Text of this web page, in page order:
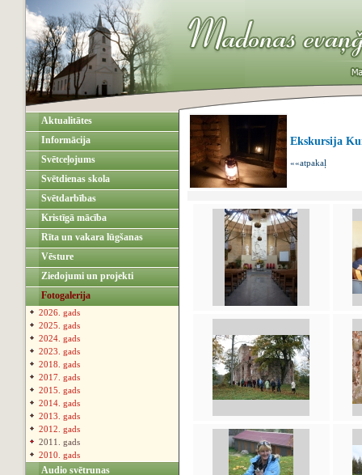
Aktualitātes
Informācija
Svētceļojums
Svētdienas skola
Svētdarbības
Kristīgā mācība
Rīta un vakara lūgšanas
Vēsture
Ziedojumi un projekti
Fotogalerija
2026. gads
2025. gads
2024. gads
2023. gads
2018. gads
2017. gads
2015. gads
2014. gads
2013. gads
2012. gads
2011. gads
2010. gads
Audio svētrunas
Ekskursija
««atpakaļ